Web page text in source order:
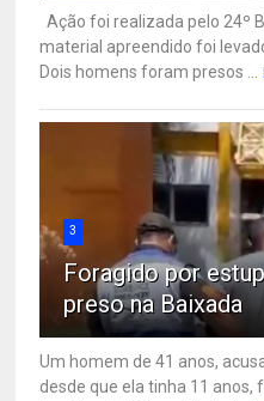
Ação foi realizada pelo 24º
material apreendido foi
Dois homens foram presos ...
3
Foragido por
preso na Baixada
Um homem de 41 anos,
desde que ela tinha 11